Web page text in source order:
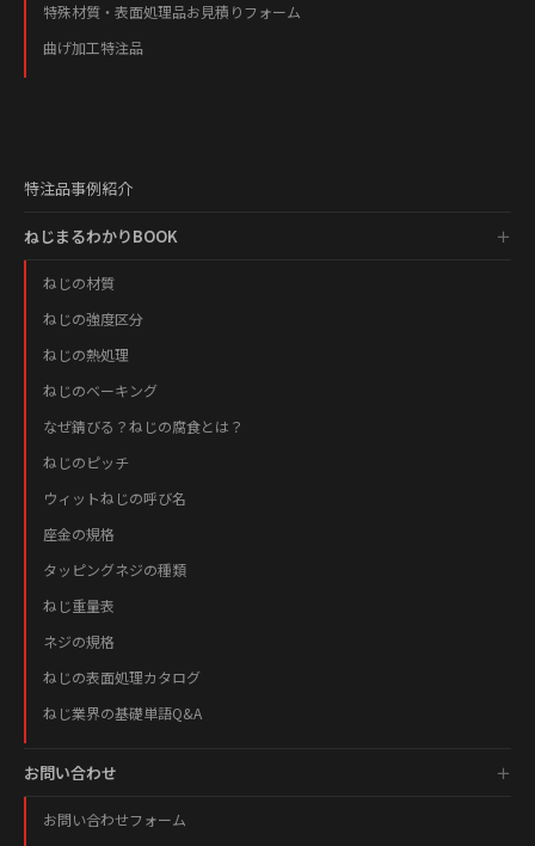
特殊材質・表面処理品お見積りフォーム
曲げ加工特注品
特注品事例紹介
ねじまるわかりBOOK
ねじの材質
ねじの強度区分
ねじの熱処理
ねじのベーキング
なぜ錆びる？ねじの腐食とは？
ねじのピッチ
ウィットねじの呼び名
座金の規格
タッピングネジの種類
ねじ重量表
ネジの規格
ねじの表面処理カタログ
ねじ業界の基礎単語Q&A
お問い合わせ
お問い合わせフォーム